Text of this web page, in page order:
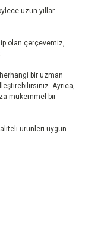
uzun yıllar
olan çerçevemiz,
bir uzman
Ayrıca,
mükemmel bir
ürünleri uygun